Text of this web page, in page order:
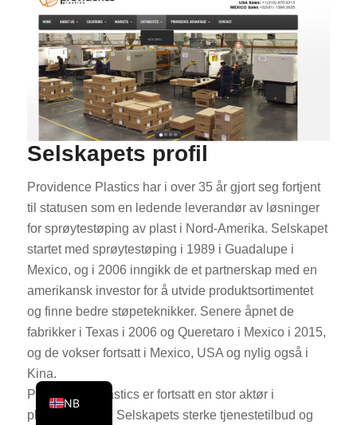
Selskapets profil
Providence Plastics har i over 35 år gjort seg fortjent
til statusen som en ledende leverandør av løsninger
for sprøytestøping av plast i Nord-Amerika. Selskapet
startet med sprøytestøping i 1989 i Guadalupe i
Mexico, og i 2006 inngikk de et partnerskap med en
amerikansk investor for å utvide produktsortimentet
og finne bedre støpeteknikker. Senere åpnet de
fabrikker i Texas i 2006 og Queretaro i Mexico i 2015,
og de vokser fortsatt i Mexico, USA og nylig også i
Kina.
Providence Plastics er fortsatt en stor aktør i
plastindustrien. Selskapets sterke tjenestetilbud og
NB
IT
DE
RU
NL
TR
ES
JA
KO
PT
CS
DA